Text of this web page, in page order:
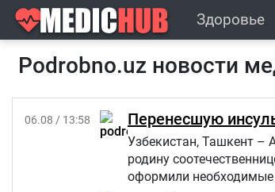
Здоровье
Podrobno.uz новости
06.08 / 13:58 Перенесшую
Узбекистан, Ташкент –
родину
оформили необходимые